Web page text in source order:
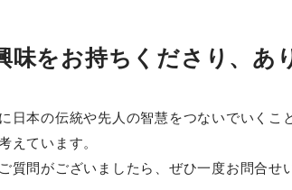
味をお持ちくださり、あ
日本の伝統や先人の智慧をつないでいく
えています。
質問がございましたら、ぜひ一度お問合せ